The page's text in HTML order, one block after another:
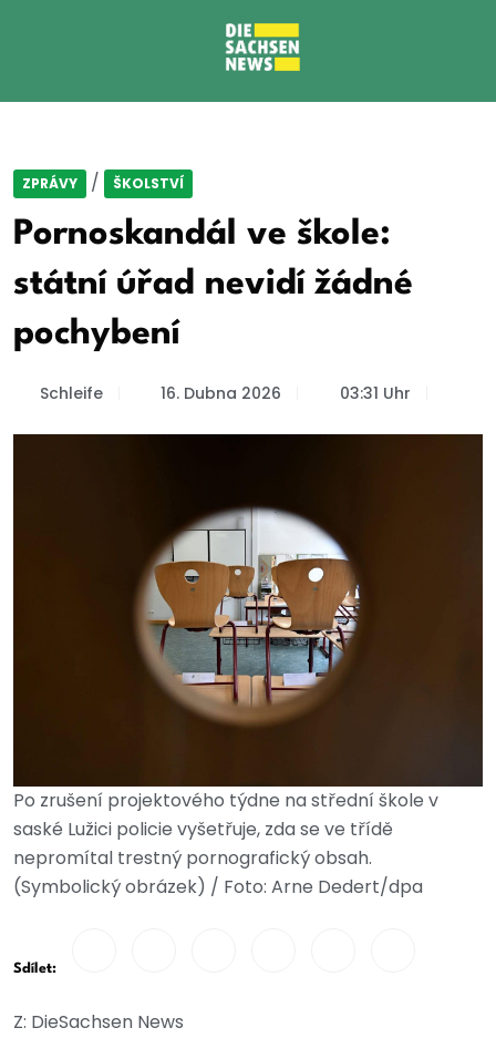
ZPRÁVY / ŠKOLSTVÍ
Pornoskandál ve škole:
státní úřad nevidí žádné
pochybení
Schleife 16. Dubna 2026 03:31 Uhr
Po zrušení projektového týdne na střední škole v
saské Lužici policie vyšetřuje, zda se ve třídě
nepromítal trestný pornografický obsah.
(Symbolický obrázek) / Foto: Arne Dedert/dpa
Sdílet:
Z: DieSachsen News